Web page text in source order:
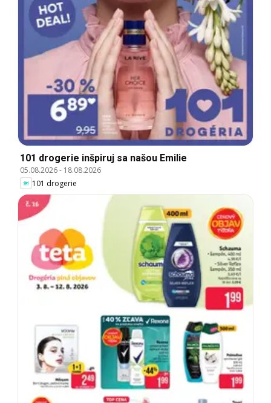
101 drogerie inšpiruj sa našou Emilie
05.08.2026- 18.08.2026
101 drogerie